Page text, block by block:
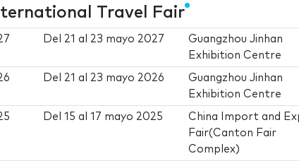
Travel Fair
Del 21 al 23 mayo 2027
Guangzhou Jinhan
Exhibition Centre
Del 21 al 23 mayo 2026
Guangzhou Jinhan
Exhibition Centre
Del15 al17 mayo 2025
China Import and
Fair(Canton Fair
Complex)